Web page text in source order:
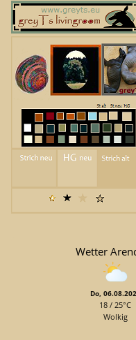
Wetter
Do,
18 / 25°C
Wolkig